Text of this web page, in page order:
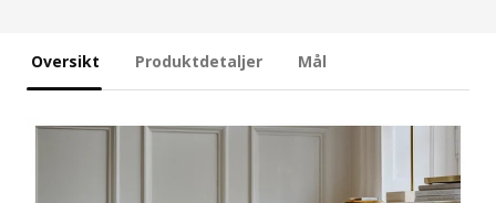
Oversikt Produktdetaljer Mål